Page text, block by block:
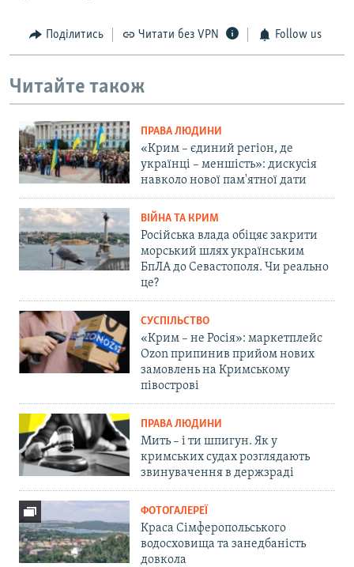
Поділитись Читати без VPN Follow us
Читайте також
ПРАВА ЛЮДИНИ
«Крим – єдиний регіон, де
українці – меншість»: дискусія
навколо нової пам'ятної дати
ВІЙНА ТА КРИМ
Російська влада обіцяє закрити
морський шлях українським
БпЛА до Севастополя. Чи реально
це?
СУСПІЛЬСТВО
«Крим – не Росія»: маркетплейс
Ozon припинив прийом нових
замовлень на Кримському
півострові
ПРАВА ЛЮДИНИ
Мить – і ти шпигун. Як у
кримських судах розглядають
звинувачення в держзраді
ФОТОГАЛЕРЕЇ
Краса Сімферопольського
водосховища та занедбаність
довкола